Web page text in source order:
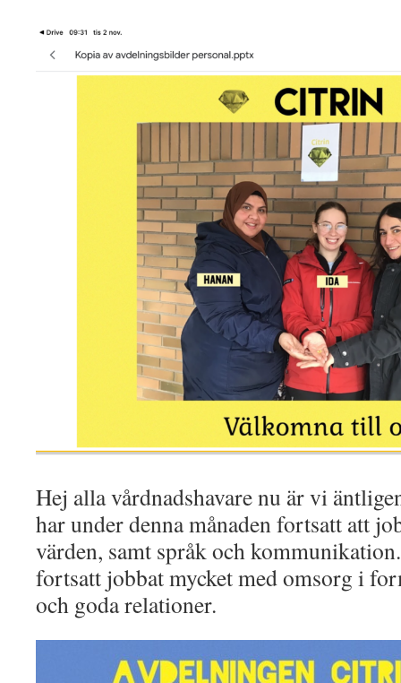
Hej alla vårdnadshavare nu är vi
har under denna månaden fortsatt att
värden, samt språk och
fortsatt jobbat mycket med omsorg i
och goda relationer.